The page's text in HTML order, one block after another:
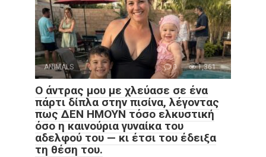
ANIMALS 0 1,361
Ο άντρας μου με χλεύασε σε ένα
πάρτι δίπλα στην πισίνα, λέγοντας
πως ΔΕΝ ΗΜΟΥΝ τόσο ελκυστική
όσο η καινούρια γυναίκα του
αδελφού του — κι έτσι του έδειξα
τη θέση του.